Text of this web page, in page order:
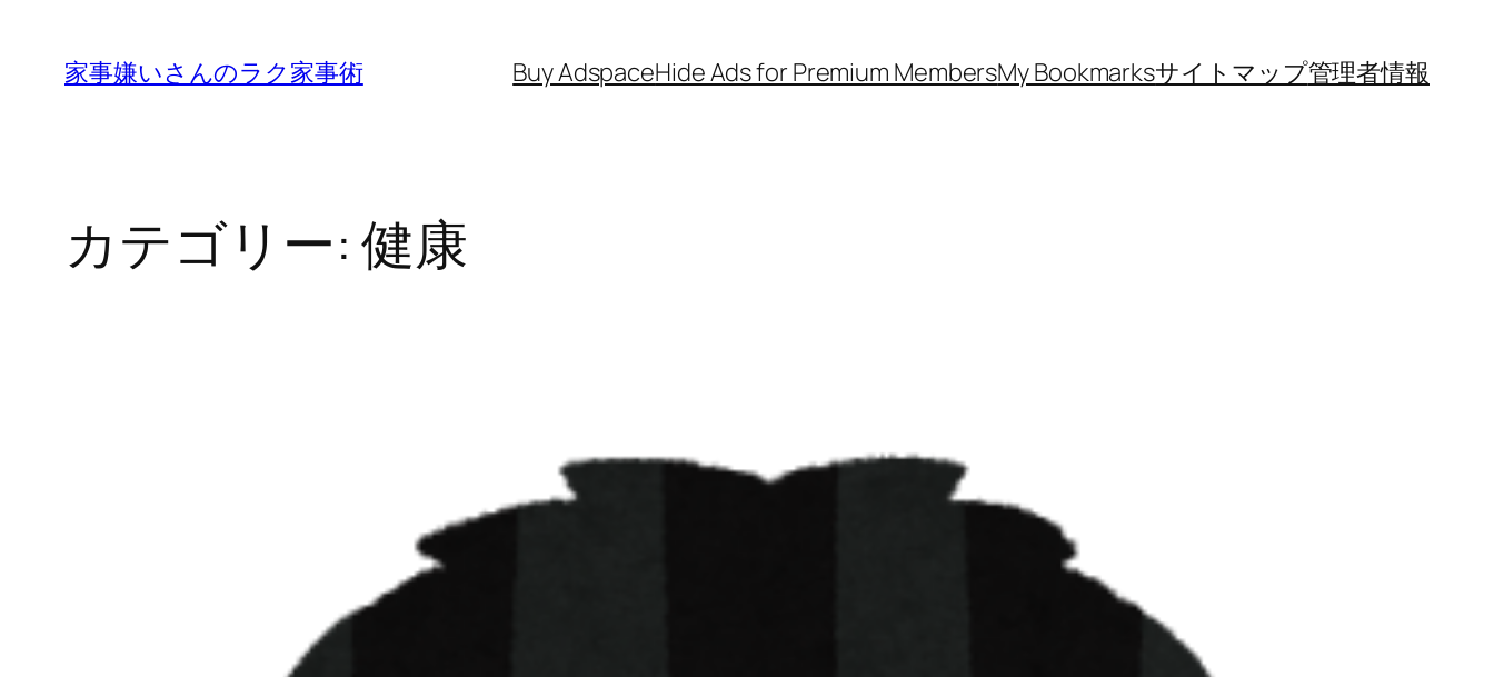
家事嫌いさんのラク家事術 Buy AdspaceHide Ads for Premium MembersMy Bookmarksサイトマップ管理者情報
カテゴリー:健康